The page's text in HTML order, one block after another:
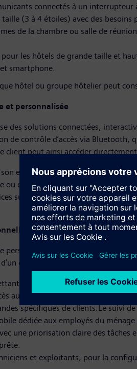
connectés à un
(3 à 4 étoiles) avec des
de la chambre ou salle de
les hôtels de grande taille et
smartphone.
hôtel ou groupe hôtelier peut
et personnalisée
des solutions connectées,
de contrôle d’accès via
peut ainsi accéder
environnement et
ou depuis une tablette de chevet
supplémentaires : commandes
et du service client
personnel hôtelier en facilitant au
outil de gestion hôtelière pour
au personnel de réception de
aux espaces communs comme
spécifiques de clients.Le suivi
dédiée aux employés du
une priorisation claire des tâches
et exploitants, pour la